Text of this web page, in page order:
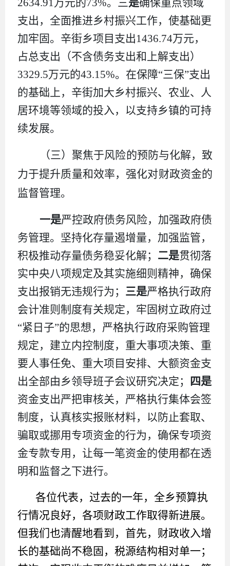
支出，全面推进乡村振兴工作，使基础更
加牢固。 辛街乡项目支出1436.74万元，
占总支出（不含债务支出和上解支出）
3329.5万元的43.15%。在保障“三保”支出
的基础上，辛街加大乡村振兴、农业、人
居环境等领域的投入，以支持乡镇的可持
续发展。
（三） 聚焦于风险的预防与化解，致
力于提升质量和效率，强化对财政资金的
监督管理。
一是严控政府债务风险， 加强政府债
务管理。 坚持化存量遏增量，加强监管，
积极推动存量债务稳妥化解； 二是贯彻落
实中央八项规定及其实施细则 精神，确保
支出报销无违规行为； 三是严格执行政府
会计准则制度有关规定，牢固树立政府过
“紧日子”的思想，严格执行政府采购管理
规定，建立内控制度，重大事项决策、重
要人事任免、重大项目安排、大额资金支
出全部由乡领导班子会议研究决定；
四是
资金支出严把审核关，严格执行集体会签
制度，认真核实报账材料，以防止套取、
骗取或挪用专项资金的行为，确保专项资
金专款专用，让每一笔资金的使用都在透
明和监督之下进行。
各位代表，过去的一年，全乡预算执
行情况良好，各项财政工作取得新进展。
但我们也清醒地看到，首先，财政收入增
长的基础尚不稳固，税源结构相对单一；